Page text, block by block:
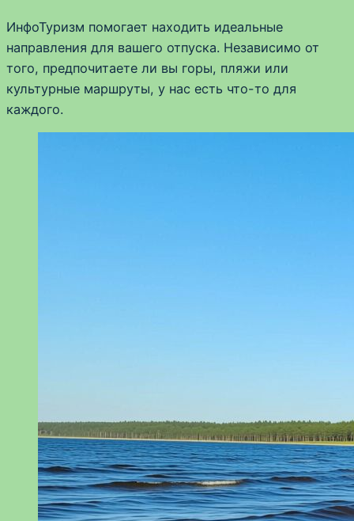
ИнфоТуризм помогает находить идеальные
направления для вашего отпуска. Независимо от
того, предпочитаете ли вы горы, пляжи или
культурные маршруты, у нас есть что-то для
каждого.